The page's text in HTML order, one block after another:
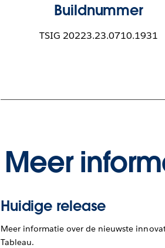
Buildnummer
TSIG 20223.23.0710.1931
Meer
Huidige release
Meer informatie over de nieuwste
Tableau.